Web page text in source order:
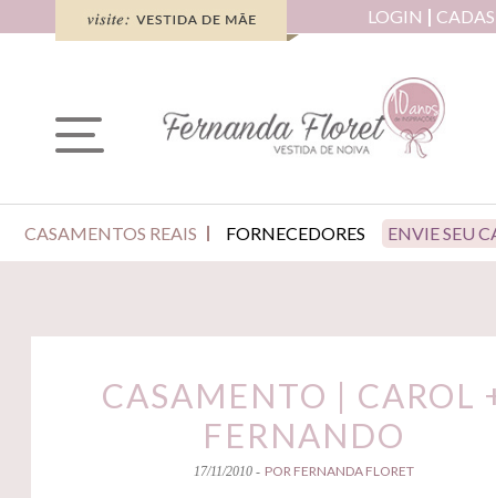
LOGIN
CASAMENTOS REAIS FORNECEDORES ENVIE SEU
CASAMENTO | CAROL
FERNANDO
17/11/2010 - POR FERNANDA FLORET